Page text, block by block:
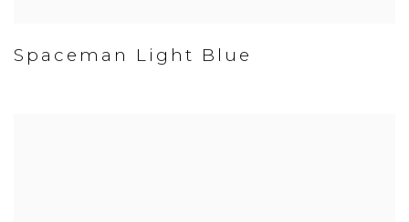
Spaceman Light Blue